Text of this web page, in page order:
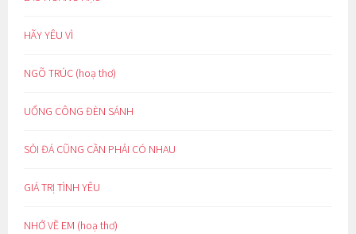
HÃY YÊU VÌ
NGÕ TRÚC (hoạ thơ)
UỔNG CÔNG ĐÈN SÁNH
SỎI ĐÁ CŨNG CẦN PHẢI CÓ NHAU
GIÁ TRỊ TÌNH YÊU
NHỚ VỀ EM (hoạ thơ)